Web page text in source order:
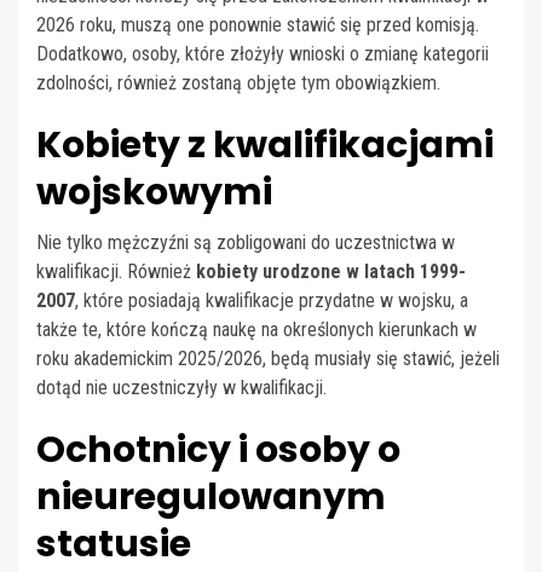
2026 roku, muszą one ponownie stawić się przed komisją.
Dodatkowo, osoby, które złożyły wnioski o zmianę kategorii
zdolności, również zostaną objęte tym obowiązkiem.
Kobiety z kwalifikacjami
wojskowymi
Nie tylko mężczyźni są zobligowani do uczestnictwa w
kwalifikacji. Również kobiety urodzone w latach 1999-
2007, które posiadają kwalifikacje przydatne w wojsku, a
także te, które kończą naukę na określonych kierunkach w
roku akademickim 2025/2026, będą musiały się stawić, jeżeli
dotąd nie uczestniczyły w kwalifikacji.
Ochotnicy i osoby o
nieuregulowanym
statusie